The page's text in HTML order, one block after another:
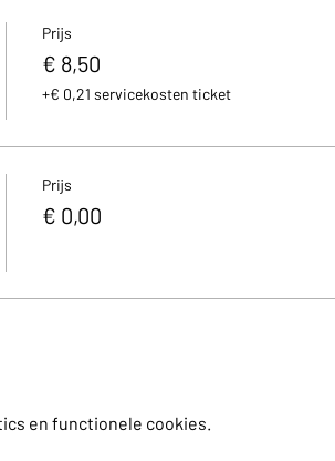
Prijs
€ 8,50
+€ 0,21 servicekosten ticket
Prijs
€ 0,00
en functionele cookies.